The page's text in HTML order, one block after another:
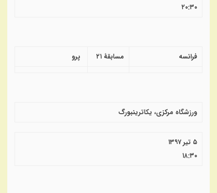
۲۰:۳۰
فرانسه مسابقهٔ ۲۱ پرو
ورزشگاه مرکزی، یکاترینبورگ
۵ تیر ۱۳۹۷
۱۸:۳۰